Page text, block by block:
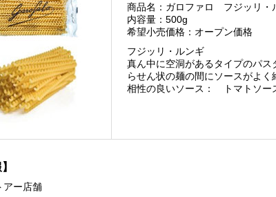
商品名：ガロファロ フジッリ・
内容量：500g
希望小売価格：オープン価格
フジッリ・ルンギ
真ん中に空洞があるタイプのパス
らせん状の麺の間にソースがよく
相性の良いソース： トマトソー
アー店舗